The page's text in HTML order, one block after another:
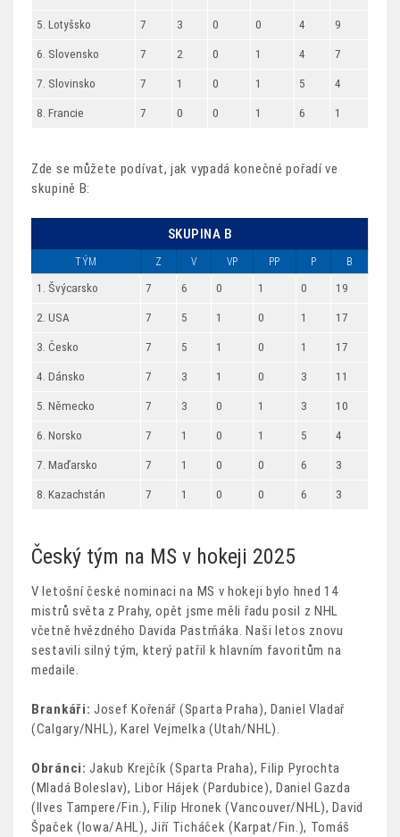
5. Lotyšsko 7 3 0 0 4 9
6. Slovensko 7 2 0 1 4 7
7. Slovinsko 7 1 0 1 5 4
8. Francie 7 0 0 1 6 1
Zde se můžete podívat, jak vypadá konečné pořadí ve
skupině B:
SKUPINA B
TÝM Z V VP PP P B
1. Švýcarsko 7 6 0 1 0 19
2. USA 7 5 1 0 1 17
3. Česko 7 5 1 0 1 17
4. Dánsko 7 3 1 0 3 11
5. Německo 7 3 0 1 3 10
6. Norsko 7 1 0 1 5 4
7. Maďarsko 7 1 0 0 6 3
8. Kazachstán 7 1 0 0 6 3
Český tým na MS v hokeji 2025
V letošní české nominaci na MS v hokeji bylo hned 14
mistrů světa z Prahy, opět jsme měli řadu posil z NHL
včetně hvězdného Davida Pastrňáka. Naši letos znovu
sestavili silný tým, který patřil k hlavním favoritům na
medaile.
Brankáři: Josef Kořenář (Sparta Praha), Daniel Vladař
(Calgary/NHL), Karel Vejmelka (Utah/NHL).
Obránci: Jakub Krejčík (Sparta Praha), Filip Pyrochta
(Mladá Boleslav), Libor Hájek (Pardubice), Daniel Gazda
(Ilves Tampere/Fin.), Filip Hronek (Vancouver/NHL), David
Špaček (Iowa/AHL), Jiří Ticháček (Karpat/Fin.), Tomáš